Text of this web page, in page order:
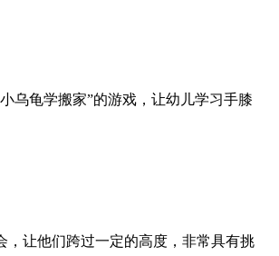
乌龟学搬家”的游戏，让幼儿学习手膝
，让他们跨过一定的高度，非常具有挑